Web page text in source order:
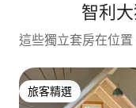
智利
這些獨立套房在位
旅客精選
旅客精選